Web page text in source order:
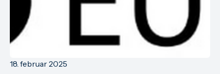
18. februar 2025